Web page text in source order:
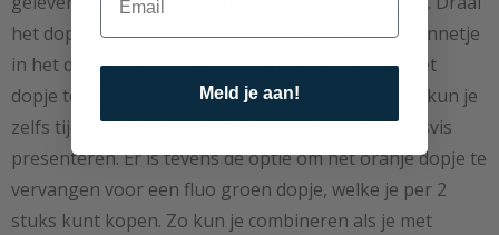
het dopje los, haal de batterij eruit en steek het pinnetje
in het dopje. Het lampje zal branden, en je kunt het
dopje terug schroeven. Volledig waterdicht, en zo kun je
zelfs tijdens de meest donkere momenten een aasvis
presenteren. Er is tevens de optie om het oranje dopje te
vervangen voor een fluo groen dopje, welke je per 2
stuks kunt kopen. Zo kun je combineren als je met
Meld je aan!